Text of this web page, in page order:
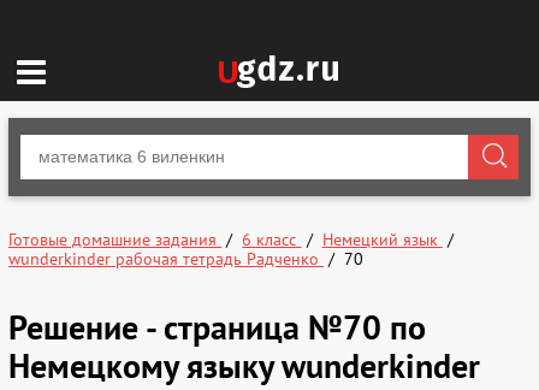
Готовые домашние задания 6 класс
Немецкий язык
wunderkinder рабочая тетрадь Радченко
70
Решение - страница №70 по
Немецкому языку wunderkinder